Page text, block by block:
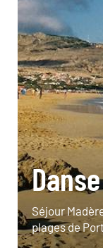
Séjour
plages de